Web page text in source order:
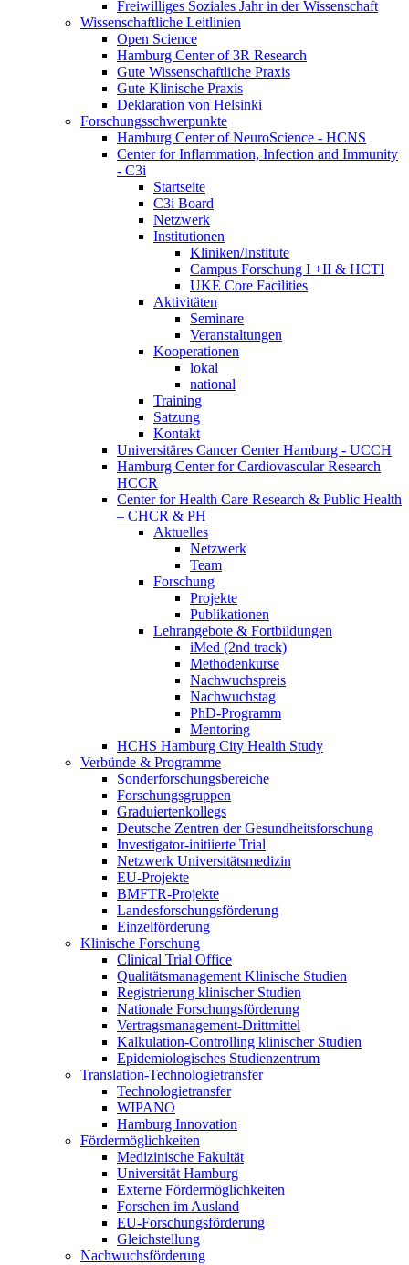
Freiwilliges Soziales Jahr in der Wissenschaft
Wissenschaftliche Leitlinien
Open Science
Hamburg Center of 3R Research
Gute Wissenschaftliche Praxis
Gute Klinische Praxis
Deklaration von Helsinki
Forschungsschwerpunkte
Hamburg Center of NeuroScience - HCNS
Center for Inflammation, Infection and Immunity
- C3i
Startseite
C3i Board
Netzwerk
Institutionen
Kliniken/Institute
Campus Forschung I +II & HCTI
UKE Core Facilities
Aktivitäten
Seminare
Veranstaltungen
Kooperationen
lokal
national
Training
Satzung
Kontakt
Universitäres Cancer Center Hamburg - UCCH
Hamburg Center for Cardiovascular Research
HCCR
Center for Health Care Research & Public Health
– CHCR & PH
Aktuelles
Netzwerk
Team
Forschung
Projekte
Publikationen
Lehrangebote & Fortbildungen
iMed (2nd track)
Methodenkurse
Nachwuchspreis
Nachwuchstag
PhD-Programm
Mentoring
HCHS Hamburg City Health Study
Verbünde & Programme
Sonderforschungsbereiche
Forschungsgruppen
Graduiertenkollegs
Deutsche Zentren der Gesundheitsforschung
Investigator-initiierte Trial
Netzwerk Universitätsmedizin
EU-Projekte
BMFTR-Projekte
Landesforschungsförderung
Einzelförderung
Klinische Forschung
Clinical Trial Office
Qualitätsmanagement Klinische Studien
Registrierung klinischer Studien
Nationale Forschungsförderung
Vertragsmanagement-Drittmittel
Kalkulation-Controlling klinischer Studien
Epidemiologisches Studienzentrum
Translation-Technologietransfer
Technologietransfer
WIPANO
Hamburg Innovation
Fördermöglichkeiten
Medizinische Fakultät
Universität Hamburg
Externe Fördermöglichkeiten
Forschen im Ausland
EU-Forschungsförderung
Gleichstellung
Nachwuchsförderung